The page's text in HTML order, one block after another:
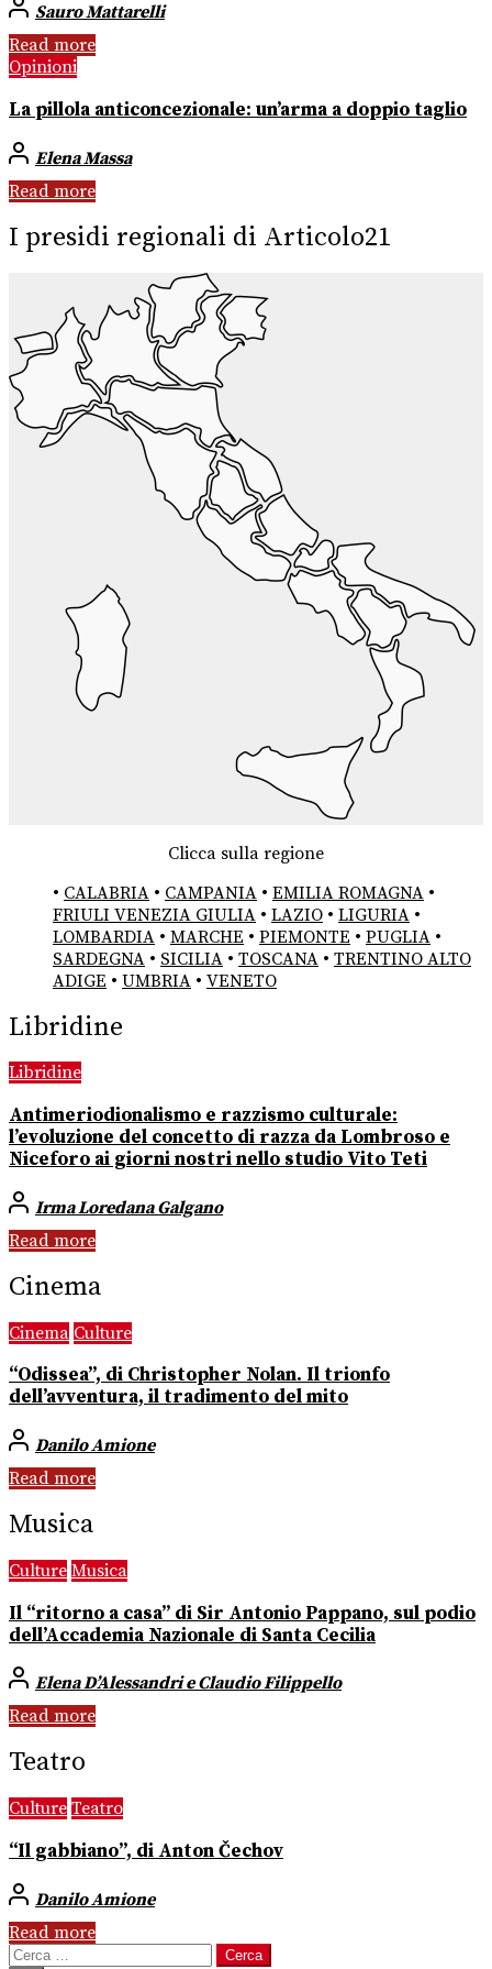
Sauro Mattarelli
Read more
Opinioni
La pillola anticoncezionale: un’arma a doppio taglio
Elena Massa
Read more
I presidi regionali di Articolo21
Clicca sulla regione
• CALABRIA • CAMPANIA • EMILIA ROMAGNA •
FRIULI VENEZIA GIULIA • LAZIO • LIGURIA •
LOMBARDIA • MARCHE • PIEMONTE • PUGLIA •
SARDEGNA • SICILIA • TOSCANA • TRENTINO ALTO
ADIGE • UMBRIA • VENETO
Libridine
Libridine
Antimeriodionalismo e razzismo culturale:
l’evoluzione del concetto di razza da Lombroso e
Niceforo ai giorni nostri nello studio Vito Teti
Irma Loredana Galgano
Read more
Cinema
Cinema Culture
“Odissea”, di Christopher Nolan. Il trionfo
dell’avventura, il tradimento del mito
Danilo Amione
Read more
Musica
Culture Musica
Il “ritorno a casa” di Sir Antonio Pappano, sul podio
dell’Accademia Nazionale di Santa Cecilia
Elena D’Alessandri e Claudio Filippello
Read more
Teatro
Culture Teatro
“Il gabbiano”, di Anton Čechov
Danilo Amione
Read more
Ricerca